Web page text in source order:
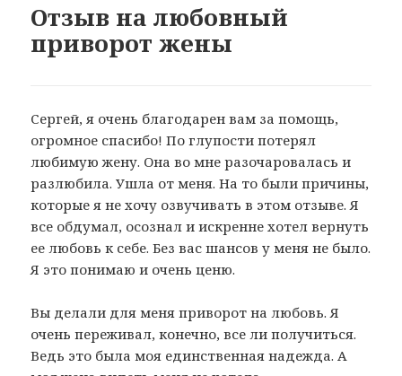
Отзыв на любовный
приворот жены
Сергей, я очень благодарен вам за помощь,
огромное спасибо! По глупости потерял
любимую жену. Она во мне разочаровалась и
разлюбила. Ушла от меня. На то были причины,
которые я не хочу озвучивать в этом отзыве. Я
все обдумал, осознал и искренне хотел вернуть
ее любовь к себе. Без вас шансов у меня не было.
Я это понимаю и очень ценю.
Вы делали для меня приворот на любовь. Я
очень переживал, конечно, все ли получиться.
Ведь это была моя единственная надежда. А